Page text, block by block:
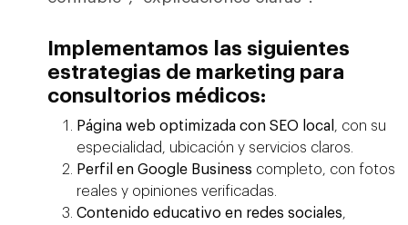
Implementamos las siguientes
estrategias de marketing para
consultorios médicos:
Página web optimizada con SEO local , con su
especialidad, ubicación y servicios claros.
Perfil en Google Business completo, con fotos
reales y opiniones verificadas.
Contenido educativo en redes sociales,